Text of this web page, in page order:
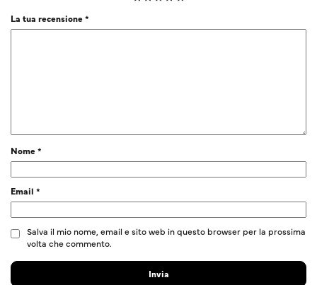
La tua recensione*
Nome*
Email *
Salva il mio nome, email e sito web in questo browser per la prossima
volta che commento.